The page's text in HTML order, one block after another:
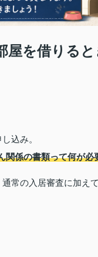
屋を借りる
込み。
関係の書類って何が必
常の入居審査に加え